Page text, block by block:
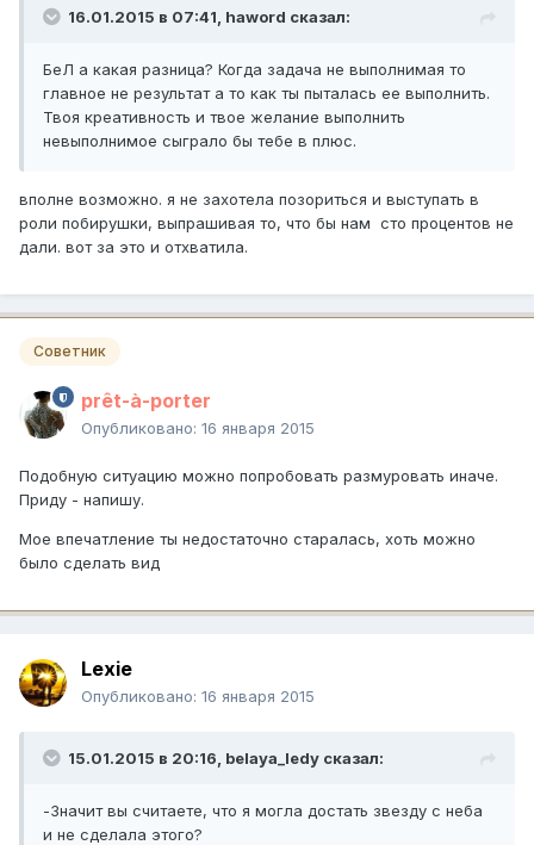
16.01.2015 в 07:41, haword сказал:
БеЛ а какая разница? Когда задача не выполнимая то
главное не результат а то как ты пыталась ее выполнить.
Твоя креативность и твое желание выполнить
невыполнимое сыграло бы тебе в плюс.
вполне возможно. я не захотела позориться и выступать в
роли побирушки, выпрашивая то, что бы нам сто процентов не
дали. вот за это и отхватила.
Советник
prêt-à-porter
Опубликовано: 16 января 2015
Подобную ситуацию можно попробовать размуровать иначе.
Приду - напишу.
Мое впечатление ты недостаточно старалась, хоть можно
было сделать вид
Lexie
Опубликовано: 16 января 2015
15.01.2015 в 20:16, belaya_ledy сказал:
-Значит вы считаете, что я могла достать звезду с неба
и не сделала этого?